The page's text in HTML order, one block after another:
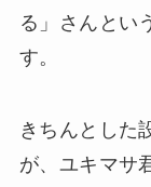
る」さんとい
す。
きちんとした
が、ユキマサ